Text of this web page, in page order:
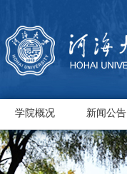
学院概况 新闻公告